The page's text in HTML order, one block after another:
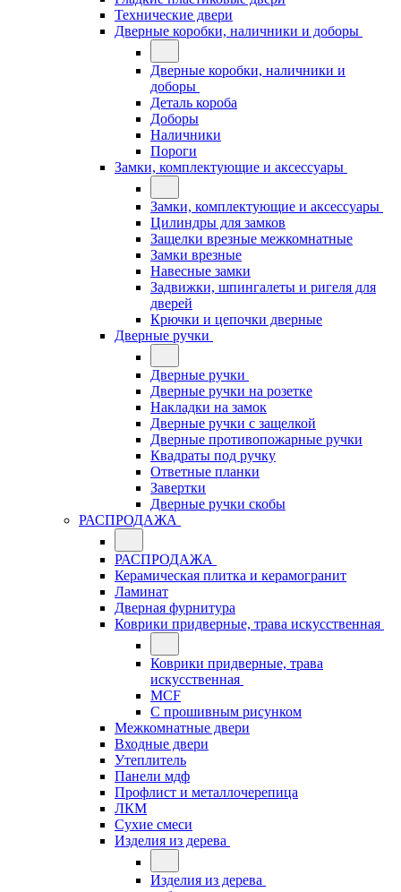
Технические двери
Дверные коробки, наличники и доборы
Дверные коробки, наличники и
доборы
Деталь короба
Доборы
Наличники
Пороги
Замки, комплектующие и аксессуары
Замки, комплектующие и аксессуары
Цилиндры для замков
Защелки врезные межкомнатные
Замки врезные
Навесные замки
Задвижки, шпингалеты и ригеля для
дверей
Крючки и цепочки дверные
Дверные ручки
Дверные ручки
Дверные ручки на розетке
Накладки на замок
Дверные ручки с защелкой
Дверные противопожарные ручки
Квадраты под ручку
Ответные планки
Завертки
Дверные ручки скобы
РАСПРОДАЖА
РАСПРОДАЖА
Керамическая плитка и керамогранит
Ламинат
Дверная фурнитура
Коврики придверные, трава искусственная
Коврики придверные, трава
искусственная
MCF
С прошивным рисунком
Межкомнатные двери
Входные двери
Утеплитель
Панели мдф
Профлист и металлочерепица
ЛКМ
Сухие смеси
Изделия из дерева
Изделия из дерева